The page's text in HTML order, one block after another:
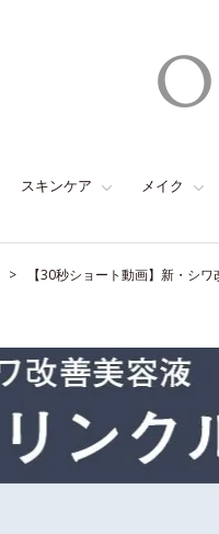
スキンケア メイク
【30秒ショート動画】新・シ